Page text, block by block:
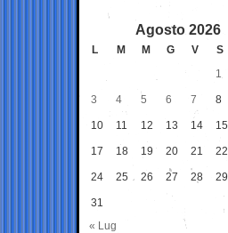
Agosto 2026
L M M G V S
1
3 4 5 6 7 8
10 11 12 13 14 15
17 18 19 20 21 22
24 25 26 27 28 29
31
« Lug